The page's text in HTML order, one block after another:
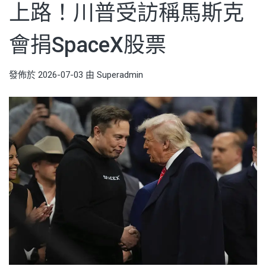
上路！川普受訪稱馬斯克
會捐SpaceX股票
發佈於 2026-07-03 由 Superadmin